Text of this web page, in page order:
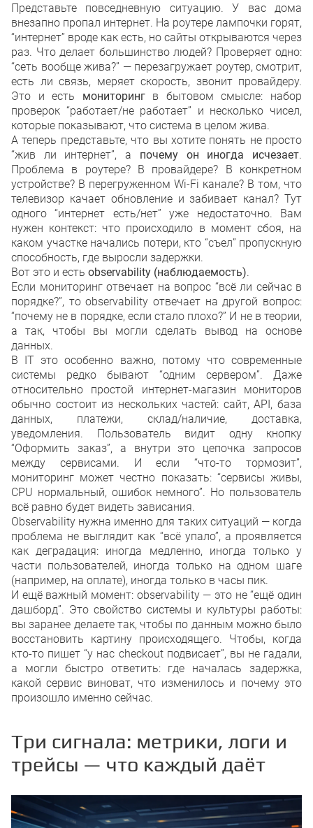
Представьте повседневную ситуацию. У вас дома
внезапно пропал интернет. На роутере лампочки горят,
“интернет” вроде как есть, но сайты открываются через
раз. Что делает большинство людей? Проверяет одно:
“сеть вообще жива?” — перезагружает роутер, смотрит,
есть ли связь, меряет скорость, звонит провайдеру.
Это и есть мониторингв бытовом смысле: набор
проверок “работает/не работает” и несколько чисел,
которые показывают, что система в целом жива.
А теперь представьте, что вы хотите понять не просто
“жив ли интернет”, а почему он иногда исчезает.
Проблема в роутере? В провайдере? В конкретном
устройстве? В перегруженном Wi-Fi канале? В том, что
телевизор качает обновление и забивает канал? Тут
одного “интернет есть/нет” уже недостаточно. Вам
нужен контекст: что происходило в момент сбоя, на
каком участке начались потери, кто “съел” пропускную
способность, где выросли задержки.
Вот это и есть observability (наблюдаемость).
Если мониторинг отвечает на вопрос “всё ли сейчас в
порядке?”, то observability отвечает на другой вопрос:
“почему не в порядке, если стало плохо?” И не в теории,
а так, чтобы вы могли сделать вывод на основе
данных.
В IT это особенно важно, потому что современные
системы редко бывают “одним сервером”. Даже
относительно простой интернет-магазин мониторов
обычно состоит из нескольких частей: сайт, API, база
данных, платежи, склад/наличие, доставка,
уведомления. Пользователь видит одну кнопку
“Оформить заказ”, а внутри это цепочка запросов
между сервисами. И если “что-то тормозит”,
мониторинг может честно показать: “сервисы живы,
CPU нормальный, ошибок немного”. Но пользователь
всё равно будет видеть зависания.
Observability нужна именно для таких ситуаций — когда
проблема не выглядит как “всё упало”, а проявляется
как деградация: иногда медленно, иногда только у
части пользователей, иногда только на одном шаге
(например, на оплате), иногда только в часы пик.
И ещё важный момент: observability — это не “ещё один
дашборд”. Это свойство системы и культуры работы:
вы заранее делаете так, чтобы по данным можно было
восстановить картину происходящего. Чтобы, когда
кто-то пишет “у нас checkout подвисает”, вы не гадали,
а могли быстро ответить: где началась задержка,
какой сервис виноват, что изменилось и почему это
произошло именно сейчас.
Три сигнала: метрики, логи и
трейсы — что каждый даёт
Заключение